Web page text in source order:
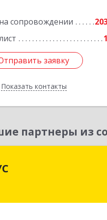
сопровождении
1
заявку
Показать контакты
заявку
Назад
партнеры из
Москва г, Дмитровское ш,